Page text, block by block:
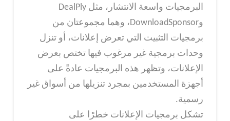
البرمجيات واسعة الانتشار، مثل DealPly
وDownloadSponsor، وهما مجموعتان من
برمجيات التثبيت التي تعرض إعلانات، أو تنزل
وحدات برمجية غير مرغوب فيها تختص بعرض
الإعلانات، وتظهر هذه البرمجيات عادةً على
أجهزة المستخدمين بمجرد تنزيلها من أسواق غير
رسمية.
تشكل برمجيات الإعلانات خطرًا على